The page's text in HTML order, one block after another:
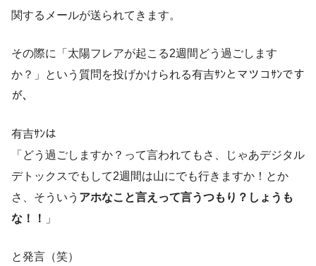
関するメールが送られてきます。
その際に「太陽フレアが起こる2週間どう過ごします
か？」という質問を投げかけられる有吉ｻﾝとマツコｻﾝです
が、
有吉ｻﾝは
「どう過ごしますか？って言われてもさ、じゃあデジタル
デトックスでもして2週間は山にでも行きますか！とか
さ、そういう アホなこと言えって言うつもり？しょうも
な！！
」
と発言（笑）